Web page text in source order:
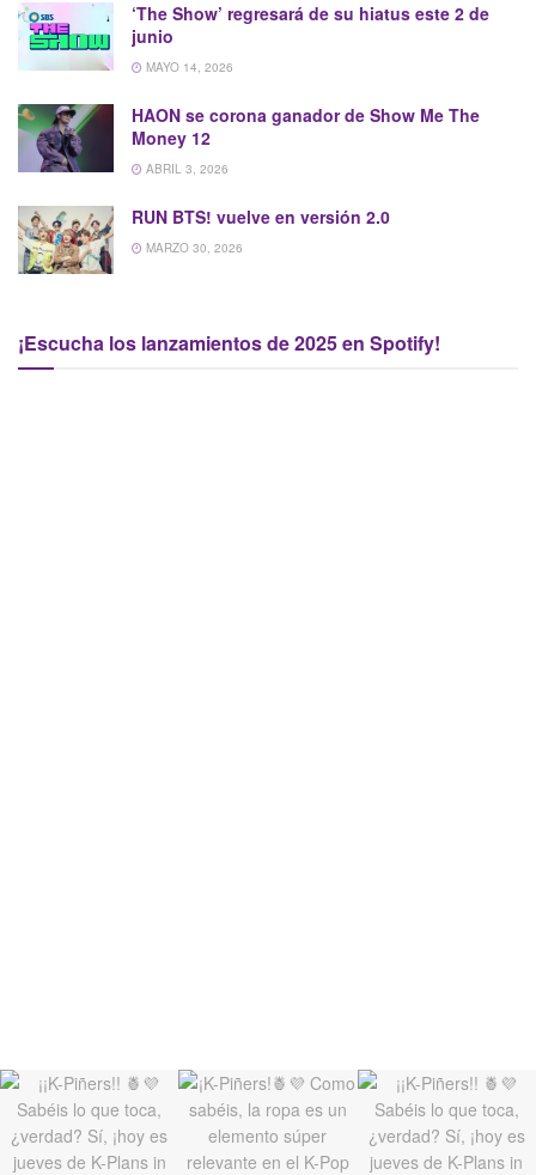
‘The Show’ regresará de su hiatus este 2 de
junio
MAYO 14, 2026
HAON se corona ganador de Show Me The
Money 12
ABRIL 3, 2026
RUN BTS! vuelve en versión 2.0
MARZO 30, 2026
¡Escucha los lanzamientos de 2025 en Spotify!